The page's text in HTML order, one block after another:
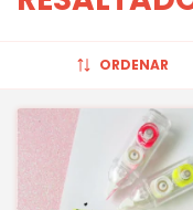
ORDENAR